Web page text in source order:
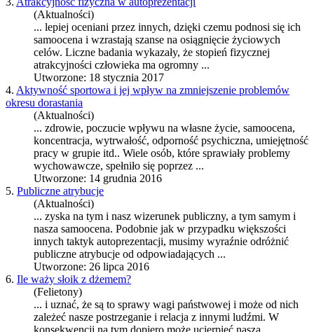
(Aktualności)
... lepiej oceniani przez innych, dzięki czemu podnosi się ich
samoocena i wzrastają szanse na osiągnięcie życiowych
celów. Liczne badania wykazały, że stopień fizycznej
atrakcyjności człowieka ma ogromny ...
Utworzone: 18 stycznia 2017
4. Aktywność sportowa i jej wpływ na zmniejszenie problemów
okresu dorastania
(Aktualności)
... zdrowie, poczucie wpływu na własne życie, samoocena,
koncentracja, wytrwałość, odporność psychiczna, umiejętność
pracy w grupie itd.. Wiele osób, które sprawiały problemy
wychowawcze, spełniło się poprzez ...
Utworzone: 14 grudnia 2016
5. Publiczne atrybucje
(Aktualności)
... zyska na tym i nasz wizerunek publiczny, a tym samym i
nasza samoocena. Podobnie jak w przypadku większości
innych taktyk autoprezentacji, musimy wyraźnie odróżnić
publiczne atrybucje od odpowiadających ...
Utworzone: 26 lipca 2016
6. Ile waży słoik z dżemem?
(Felietony)
... i uznać, że są to sprawy wagi państwowej i może od nich
zależeć nasze postrzeganie i relacja z innymi ludźmi. W